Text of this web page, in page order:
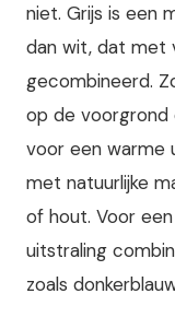
niet. Grijs is een
dan wit, dat met
gecombineerd.
op de voorgrond
voor een warme
met natuurlijke
of hout. Voor
uitstraling
zoals